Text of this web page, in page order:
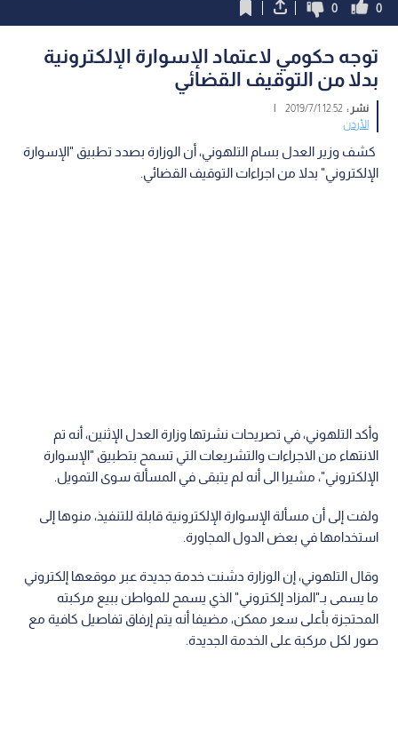
0
0
توجه حكومي لاعتماد الإسوارة الإلكترونية
بدلا من التوقيف القضائي
نشر :12:52 2019/7/1
|
الأردن
كشف وزير العدل بسام التلهوني، أن الوزارة بصدد تطبيق "الإسوارة
الإلكتروني" بدلا من اجراءات التوقيف القضائي.
وأكد التلهوني، في تصريحات نشرتها وزارة العدل الإثنين، أنه تم
الانتهاء من الاجراءات والتشريعات التي تسمح بتطبيق "الإسوارة
الإلكتروني"، مشيرا الى أنه لم يتبقى في المسألة سوى التمويل.
ولفت إلى أن مسألة الإسوارة الإلكترونية قابلة للتنفيذ، منوها إلى
استخدامها في بعض الدول المجاورة.
وقال التلهوني، إن الوزارة دشنت خدمة جديدة عبر موقعها إلكتروني
ما يسمى بـ"المزاد إلكتروني" الذي يسمح للمواطن ببيع مركبته
المحتجزة بأعلى سعر ممكن، مضيفا أنه يتم إرفاق تفاصيل كافية مع
صور لكل مركبة على الخدمة الجديدة.